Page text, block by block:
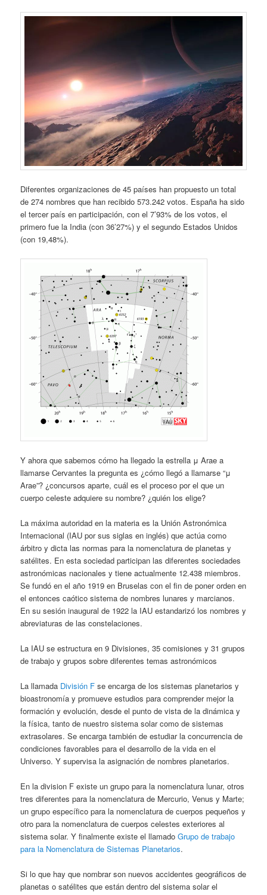
Diferentes organizaciones de 45 países han propuesto un total
de 274 nombres que han recibido 573.242 votos. España ha sido
el tercer país en participación, con el 7’93% de los votos, el
primero fue la India (con 36’27%) y el segundo Estados Unidos
(con 19,48%).
Y ahora que sabemos cómo ha llegado la estrella μ Arae a
llamarse Cervantes la pregunta es ¿cómo llegó a llamarse “μ
Arae”? ¿concursos aparte, cuál es el proceso por el que un
cuerpo celeste adquiere su nombre? ¿quién los elige?
La máxima autoridad en la materia es la Unión Astronómica
Internacional (IAU por sus siglas en inglés) que actúa como
árbitro y dicta las normas para la nomenclatura de planetas y
satélites. En esta sociedad participan las diferentes sociedades
astronómicas nacionales y tiene actualmente 12.438 miembros.
Se fundó en el año 1919 en Bruselas con el fin de poner orden en
el entonces caótico sistema de nombres lunares y marcianos.
En su sesión inaugural de 1922 la IAU estandarizó los nombres y
abreviaturas de las constelaciones.
La IAU se estructura en 9 Divisiones, 35 comisiones y 31 grupos
de trabajo y grupos sobre diferentes temas astronómicos
La llamada División F se encarga de los sistemas planetarios y
bioastronomía y promueve estudios para comprender mejor la
formación y evolución, desde el punto de vista de la dinámica y
la física, tanto de nuestro sistema solar como de sistemas
extrasolares. Se encarga también de estudiar la concurrencia de
condiciones favorables para el desarrollo de la vida en el
Universo. Y supervisa la asignación de nombres planetarios.
En la division F existe un grupo para la nomenclatura lunar, otros
tres diferentes para la nomenclatura de Mercurio, Venus y Marte;
un grupo específico para la nomenclatura de cuerpos pequeños y
otro para la nomenclatura de cuerpos celestes exteriores al
sistema solar. Y finalmente existe el llamadoGrupo de trabajo
para la Nomenclatura de Sistemas Planetarios.
Si lo que hay que nombrar son nuevos accidentes geográficos de
planetas o satélites que están dentro del sistema solar el